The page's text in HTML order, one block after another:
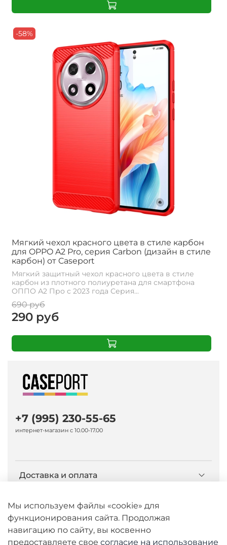
-58%
Мягкий чехол красного цвета в стиле карбон
для OPPO A2 Pro, серия Carbon (дизайн в стиле
карбон) от Caseport
Мягкий защитный чехол красного цвета в стиле
карбон из плотного полиуретана для смартфона
ОППО А2 Про с 2023 года Серия...
690 руб
290 руб
Доставка и оплата
О компании Caseport
Бренд Nillkin
+7 (995) 230-55-65
интернет-магазин с 10.00-17.00
Мы используем файлы «cookie» для
функционирования сайта. Продолжая
навигацию по сайту, вы косвенно
предоставляете свое согласие на использование